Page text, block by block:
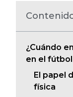
¿Cuándo
en el
El papel
física